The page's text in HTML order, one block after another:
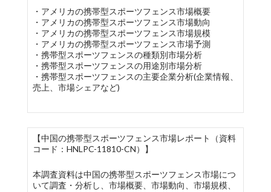
・アメリカの携帯型スポーツフェンス市場概要
・アメリカの携帯型スポーツフェンス市場動向
・アメリカの携帯型スポーツフェンス市場規模
・アメリカの携帯型スポーツフェンス市場予測
・携帯型スポーツフェンスの種類別市場分析
・携帯型スポーツフェンスの用途別市場分析
・携帯型スポーツフェンスの主要企業分析(企業情報、
売上、市場シェアなど)
【中国の携帯型スポーツフェンス市場レポート（資料
コード：HNLPC-11810-CN）】
本調査資料は中国の携帯型スポーツフェンス市場につ
いて調査・分析し、市場概要、市場動向、市場規模、